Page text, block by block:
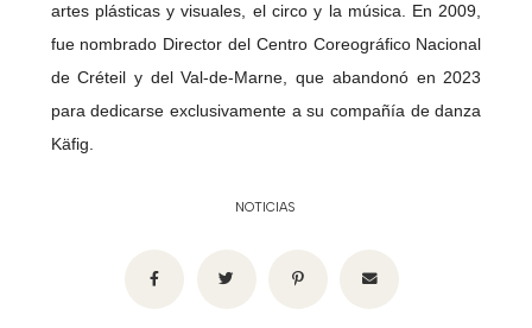
artes plásticas y visuales, el circo y la música. En 2009,
fue nombrado Director del Centro Coreográfico Nacional
de Créteil y del Val-de-Marne, que abandonó en 2023
para dedicarse exclusivamente a su compañía de danza
Käfig.
NOTICIAS